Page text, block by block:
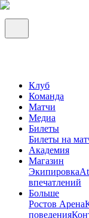
Клуб
Команда
Матчи
Медиа
Билеты
Билеты на
Академия
Магазин
Экипировка
впечатлений
Больше
Ростов Арена
поведения